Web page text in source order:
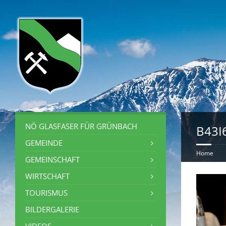
Home
NÖ GLASFASER FÜR GRÜNBACH
GEMEINDE
GEMEINSCHAFT
WIRTSCHAFT
TOURISMUS
BILDERGALERIE